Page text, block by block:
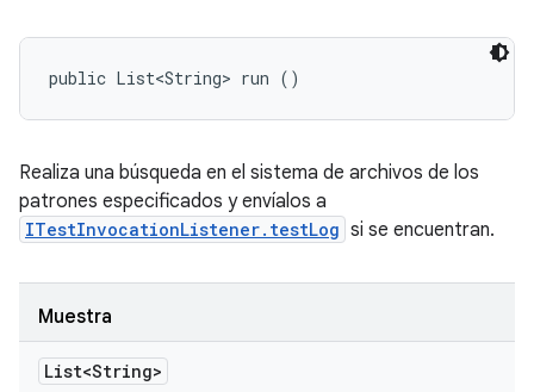
public List<String> run ()
Realiza una búsqueda en el sistema de archivos de los
patrones especificados y envíalos a
ITestInvocationListener.testLog si se encuentran.
Muestra
List<String>